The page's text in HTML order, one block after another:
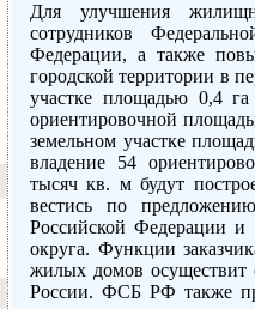
Для улучшения
сотрудников
Федерации, а также
городской территории в
участке площадью 0,4
ориентировочной
земельном участке
владение 54
тысяч кв. м будут
вестись по
Российской Федерации и
округа. Функции
жилых домов осуществит
России. ФСБ РФ также